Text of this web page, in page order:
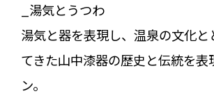
_湯気とうつわ
湯気と器を表現し、温泉の文化と
てきた山中漆器の歴史と伝統を表
ン。